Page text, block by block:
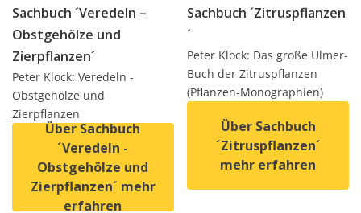
Sachbuch ´Veredeln –
Obstgehölze und
Zierpflanzen´
Peter Klock: Veredeln -
Obstgehölze und
Zierpflanzen
Über Sachbuch
´Veredeln -
Obstgehölze und
Zierpflanzen´ mehr
erfahren
Sachbuch ´Zitruspflanzen
´
Peter Klock: Das große Ulmer-
Buch der Zitruspflanzen
(Pflanzen-Monographien)
Über Sachbuch
´Zitruspflanzen´
mehr erfahren